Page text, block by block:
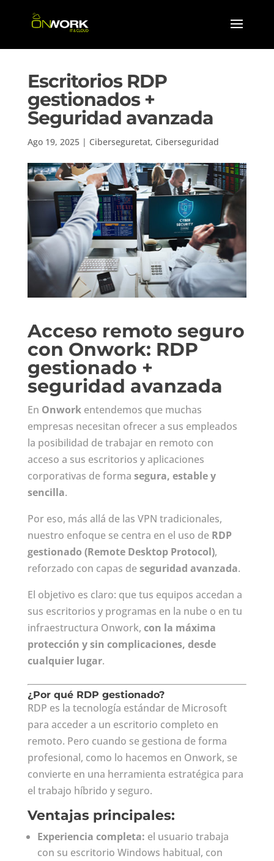
Escritorios RDP
gestionados +
Seguridad avanzada
Ago 19, 2025| Ciberseguretat, Ciberseguridad
Acceso remoto seguro
con Onwork: RDP
gestionado +
seguridad avanzada
En Onworkentendemos que muchas
empresas necesitan ofrecer a sus empleados
la posibilidad de trabajar en remoto con
acceso a sus escritorios y aplicaciones
corporativas de forma segura, estable y
sencilla.
Por eso, más allá de las VPN tradicionales,
nuestro enfoque se centra en el uso de RDP
gestionado (Remote Desktop Protocol),
reforzado con capas deseguridad avanzada.
El objetivo es claro: que tus equipos accedan a
sus escritorios y programas en la nube o en tu
infraestructura Onwork, con la máxima
protección y sin complicaciones, desde
cualquier lugar.
¿Por qué RDP gestionado?
RDP es la tecnología estándar de Microsoft
para acceder a un escritorio completo en
remoto. Pero cuando se gestiona de forma
profesional, como lo hacemos en Onwork, se
convierte en una herramienta estratégica para
el trabajo híbrido y seguro.
Ventajas principales:
Experiencia completa: el usuario trabaja
con su escritorio Windows habitual, con